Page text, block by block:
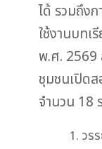
ได้ รวมถึง
ใช้งานบทเ
พ.ศ. 2569
ชุมชนเปิดส
จำนวน 18
วร